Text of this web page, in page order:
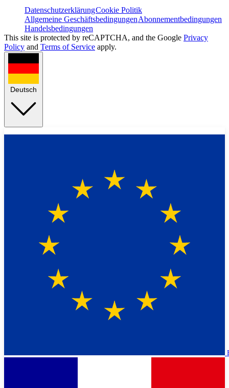
DatenschutzerklärungCookie Politik
Allgemeine GeschäftsbedingungenAbonnementbedingungen
Handelsbedingungen
This site is protected by reCAPTCHA, and the Google Privacy
Policy and Terms of Service apply.
Deutsch